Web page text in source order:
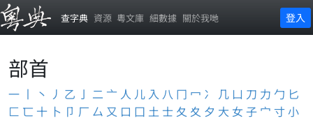
查字典 資源 粵文庫 細數據 關於我哋 登入
部首
一 丨 丶 丿 乙 亅 二 亠 人 儿 入 八 冂 冖 冫 几 凵 刀 力 勹 匕
匚 匸 十 卜 卩 厂 厶 又 口 囗 土 士 夂 夊 夕 大 女 子 宀 寸小